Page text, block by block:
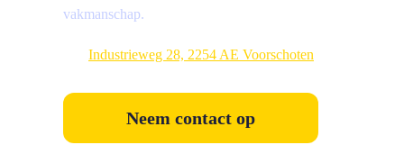
vakmanschap.
Industrieweg 28, 2254 AE Voorschoten
Neem contact op